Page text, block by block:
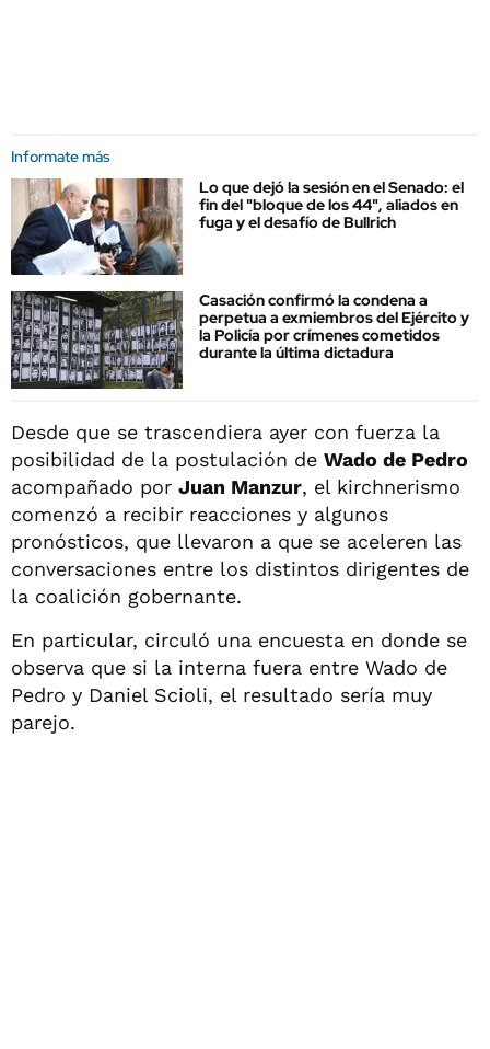
Informate más
Lo que dejó la sesión en el Senado: el
fin del "bloque de los 44", aliados en
fuga y el desafío de Bullrich
Casación confirmó la condena a
perpetua a exmiembros del Ejército y
la Policía por crímenes cometidos
durante la última dictadura
Desde que se trascendiera ayer con fuerza la
posibilidad de la postulación de Wado de Pedro
acompañado por Juan Manzur, el kirchnerismo
comenzó a recibir reacciones y algunos
pronósticos, que llevaron a que se aceleren las
conversaciones entre los distintos dirigentes de
la coalición gobernante.
En particular, circuló una encuesta en donde se
observa que si la interna fuera entre Wado de
Pedro y Daniel Scioli, el resultado sería muy
parejo.